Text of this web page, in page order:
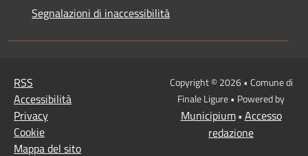
Segnalazioni di inaccessibilità
RSS
Accessibilità
Privacy
Cookie
Mappa del sito
Copyright © 2026 • Comune di
Finale Ligure • Powered by
Municipium• Accesso
redazione